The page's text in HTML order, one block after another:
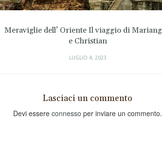
dell’ Oriente Il viaggio di Mariangela
e Christian
LUGLIO 4, 2023
Lasciaci un commento
Devi essere connesso per inviare un commento.